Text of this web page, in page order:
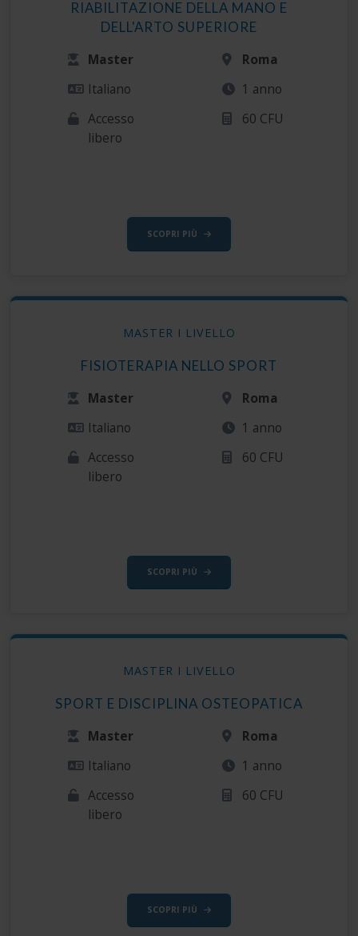
RIABILITAZIONE DELLA MANO E
DELL'ARTO SUPERIORE
Master
Italiano
Accesso
libero
Roma
1 anno
60 CFU
SCOPRI PIÙ
MASTER I LIVELLO
FISIOTERAPIA NELLO SPORT
Master
Italiano
Accesso
libero
Roma
1 anno
60 CFU
SCOPRI PIÙ
MASTER I LIVELLO
SPORT E DISCIPLINA OSTEOPATICA
Master
Italiano
Accesso
libero
Roma
1 anno
60 CFU
SCOPRI PIÙ